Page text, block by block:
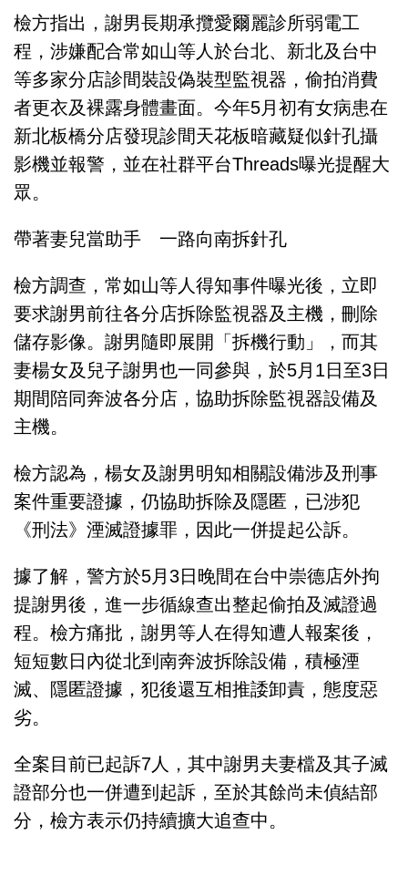
檢方指出，謝男長期承攬愛爾麗診所弱電工
程，涉嫌配合常如山等人於台北、新北及台中
等多家分店診間裝設偽裝型監視器，偷拍消費
者更衣及裸露身體畫面。今年5月初有女病患在
新北板橋分店發現診間天花板暗藏疑似針孔攝
影機並報警，並在社群平台Threads曝光提醒大
眾。
帶著妻兒當助手 一路向南拆針孔
檢方調查，常如山等人得知事件曝光後，立即
要求謝男前往各分店拆除監視器及主機，刪除
儲存影像。謝男隨即展開「拆機行動」，而其
妻楊女及兒子謝男也一同參與，於5月1日至3日
期間陪同奔波各分店，協助拆除監視器設備及
主機。
檢方認為，楊女及謝男明知相關設備涉及刑事
案件重要證據，仍協助拆除及隱匿，已涉犯
《刑法》湮滅證據罪，因此一併提起公訴。
據了解，警方於5月3日晚間在台中崇德店外拘
提謝男後，進一步循線查出整起偷拍及滅證過
程。檢方痛批，謝男等人在得知遭人報案後，
短短數日內從北到南奔波拆除設備，積極湮
滅、隱匿證據，犯後還互相推諉卸責，態度惡
劣。
全案目前已起訴7人，其中謝男夫妻檔及其子滅
證部分也一併遭到起訴，至於其餘尚未偵結部
分，檢方表示仍持續擴大追查中。